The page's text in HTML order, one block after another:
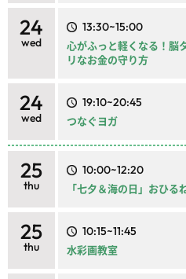
24
wed
13:30~15:00
心がふっと軽くなる！脳
リなお金の守り方
24
wed
19:10~20:45
つなぐヨガ
25
thu
10:00~12:20
「七夕＆海の日」おひ
25
thu
10:15~11:45
水彩画教室